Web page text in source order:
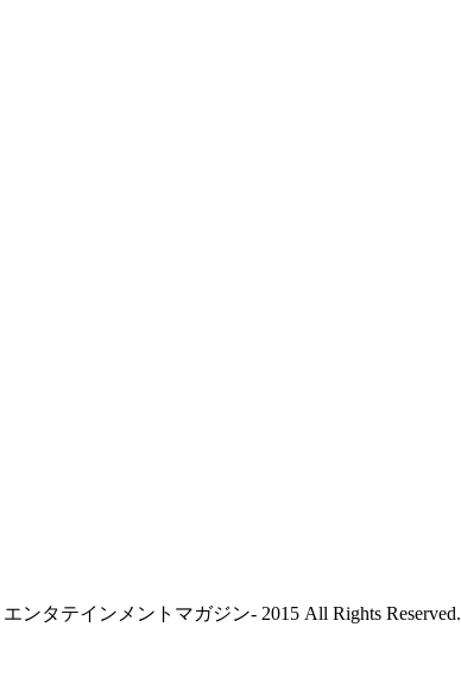
ンタテインメントマガジン- 2015 All Rights Reserved.